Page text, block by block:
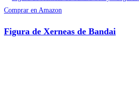
Comprar en Amazon
Figura de Xerneas de Bandai